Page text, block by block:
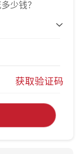
少钱？
获取验证码